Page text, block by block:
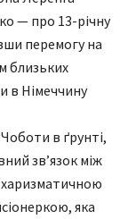
— про 13-річну
перемогу на
близьких
в Німеччину
в ґрунті,
звʼязок між
харизматичною
яка